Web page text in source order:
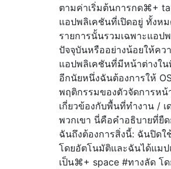
ตามค่าเริ่มต้นการกด⌘+
แอปพลิเคชันที่เปิดอยู่ ทั้งห
รายการนั้นรวมเฉพาะแอป
ปัจจุบันหรืออย่างน้อยให้ค
แอปพลิเคชันที่มีหน้าต่างใ
อีกนัยหนึ่งฉันต้องการให้
พฤติกรรมของตัวจัดการห
เกี่ยวข้องกับพื้นที่ทำงาน /
พวกเขา นี่คือคำอธิบายที่ยื
ฉันถึงต้องการสิ่งนี้: ฉันปิด
โดยอัตโนมัติและฉันได้แมป
เป็น⌘+ space #ทางลัด โ